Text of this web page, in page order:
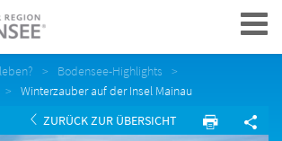
Navigation
Bodensee-Highlights
Winterzauber auf der Insel Mainau
ZURÜCK ZUR ÜBERSICHT